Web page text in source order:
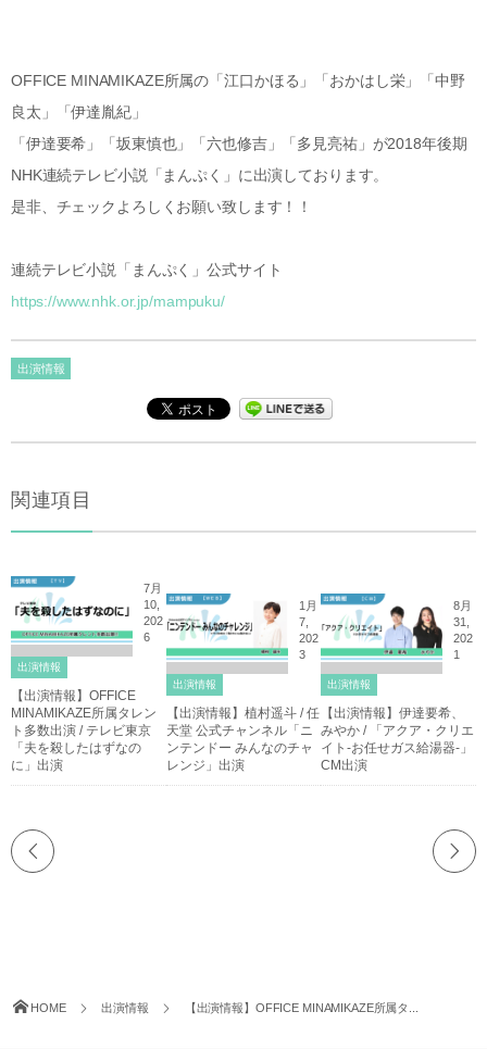
OFFICE MINAMIKAZE所属の「江口かほる」「おかはし栄」「中野
良太」「伊達胤紀」
「伊達要希」「坂東慎也」「六也修吉」「多見亮祐」が2018年後期
NHK連続テレビ小説「まんぷく」に出演しております。
是非、チェックよろしくお願い致します！！
連続テレビ小説「まんぷく」公式サイト
https://www.nhk.or.jp/mampuku/
出演情報
関連項目
7月
10,
202
6
出演情報
【出演情報】OFFICE
MINAMIKAZE所属タレン
ト多数出演 / テレビ東京
「夫を殺したはずなの
に」出演
1月
7,
202
3
出演情報
【出演情報】植村遥斗 / 任
天堂 公式チャンネル「ニ
ンテンドー みんなのチャ
レンジ」出演
8月
31,
202
1
出演情報
【出演情報】伊達要希、
みやか / 「アクア・クリエ
イト-お任せガス給湯器-」
CM出演
HOME 出演情報 【出演情報】OFFICE MINAMIKAZE所属タ...